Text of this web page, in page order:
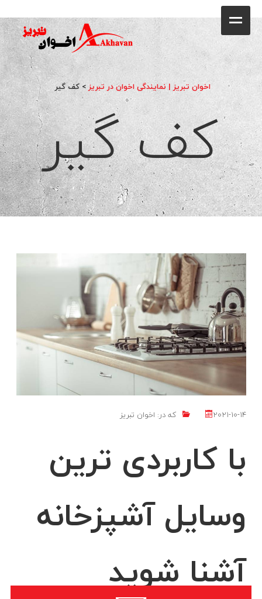
فروشگاه
محصولات
جشنواره فروش ویژه
کاتالوگ
گالری
وبلاگ
اخوان تبریز | نمایندگی اخوان در تبریز>کف گیر
کف گیر
2021-10-14 که در: اخوان تبریز
با کاربردی ترین
وسایل آشپزخانه
آشنا شوید